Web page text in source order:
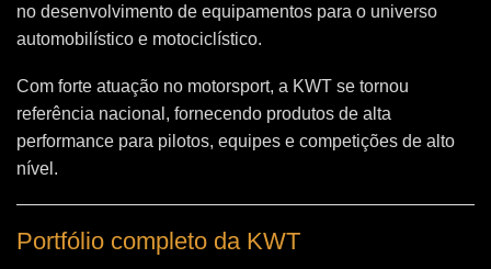
no desenvolvimento de equipamentos para o universo
automobilístico e motociclístico.
Com forte atuação no motorsport, a KWT se tornou
referência nacional, fornecendo produtos de alta
performance para pilotos, equipes e competições de alto
nível.
Portfólio completo da KWT